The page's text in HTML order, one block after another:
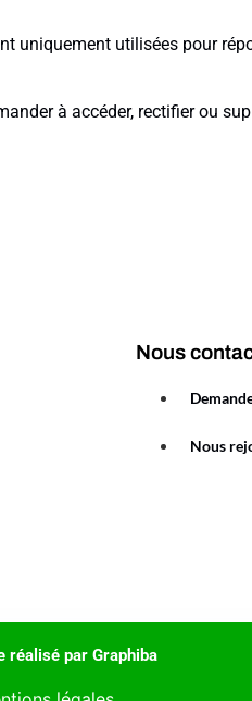
uniquement utilisées pour
à accéder, rectifier ou
Nous
Nous
réalisé par Graphiba